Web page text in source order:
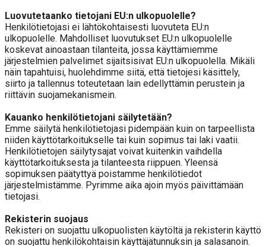
Luovutetaanko tietojani EU:n ulkopuolelle?
Henkilötietojasi ei lähtökohtaisesti luovuteta EU:n
ulkopuolelle. Mahdolliset luovutukset EU:n ulkopuolelle
koskevat ainoastaan tilanteita, jossa käyttämiemme
järjestelmien palvelimet sijaitsisivat EU:n ulkopuolella. Mikäli
näin tapahtuisi, huolehdimme siitä, että tietojesi käsittely,
siirto ja tallennus toteutetaan lain edellyttämin perustein ja
riittävin suojamekanismein.
Kauanko henkilötietojani säilytetään?
Emme säilytä henkilötietojasi pidempään kuin on tarpeellista
niiden käyttötarkoitukselle tai kuin sopimus tai laki vaatii.
Henkilötietojen säilytysajat voivat kuitenkin vaihdella
käyttötarkoituksesta ja tilanteesta riippuen. Yleensä
sopimuksen päätyttyä poistamme henkilötiedot
järjestelmistämme. Pyrimme aika ajoin myös päivittämään
tietojasi.
Rekisterin suojaus
Rekisteri on suojattu ulkopuolisten käytöltä ja rekisterin käyttö
on suojattu henkilökohtaisin käyttäjätunnuksin ja salasanoin.